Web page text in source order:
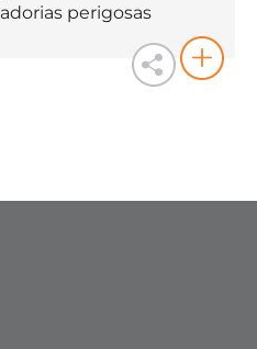
perigosas